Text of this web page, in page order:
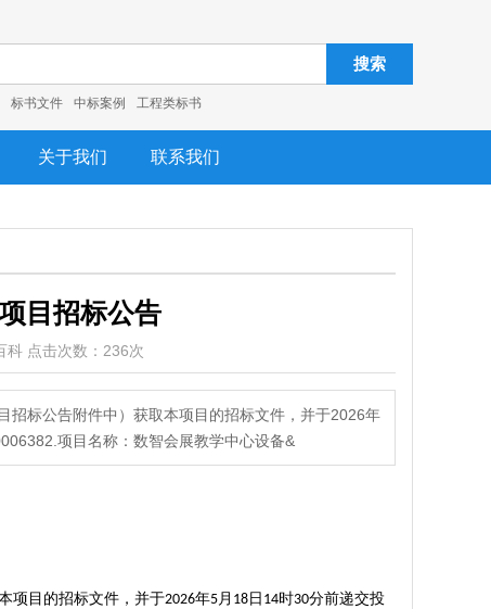
搜索
标书文件 中标案例 工程类标书
关于我们 联系我们
目招标公告
科 点击次数：236次
招标公告附件中）获取本项目的招标文件，并于2026年
项目名称：数智会展教学中心设备&
项目的招标文件，并于2026年5月 18 日 14时30分前递交投